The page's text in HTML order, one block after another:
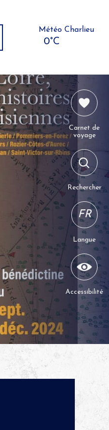
Météo Charlieu
0°C
Carnet de
voyage
Rechercher
FR
Langue
Accessibilité